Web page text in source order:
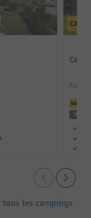
9
tous les campings